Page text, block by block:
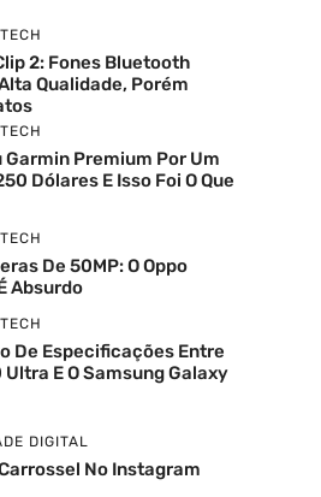
2: Fones Bluetooth
Qualidade, Porém
Garmin Premium Por Um
Dólares E Isso Foi O Que
De 50MP: O Oppo
Absurdo
De Especificações Entre
Ultra E O Samsung Galaxy
DIGITAL
No Instagram